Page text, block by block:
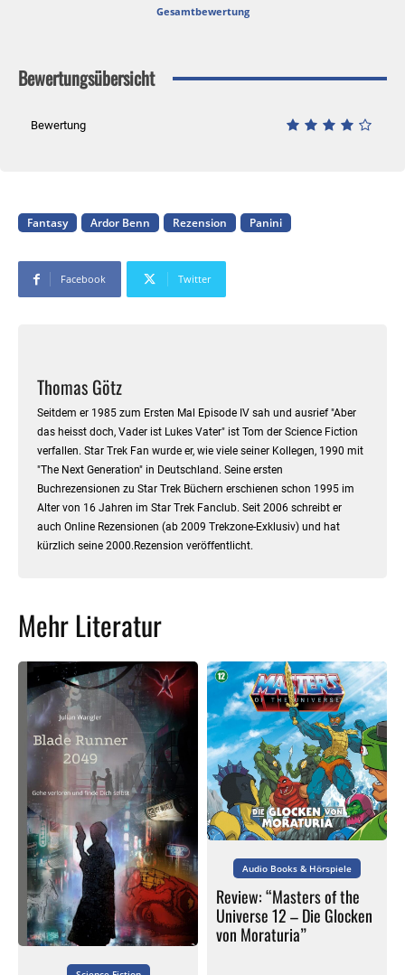
Gesamtbewertung
Bewertungsübersicht
Bewertung
Fantasy Ardor Benn Rezension Panini
Facebook Twitter
Thomas Götz
Seitdem er 1985 zum Ersten Mal Episode IV sah und ausrief "Aber
das heisst doch, Vader ist Lukes Vater" ist Tom der Science Fiction
verfallen. Star Trek Fan wurde er, wie viele seiner Kollegen, 1990 mit
"The Next Generation" in Deutschland. Seine ersten
Buchrezensionen zu Star Trek Büchern erschienen schon 1995 im
Alter von 16 Jahren im Star Trek Fanclub. Seit 2006 schreibt er
auch Online Rezensionen (ab 2009 Trekzone-Exklusiv) und hat
kürzlich seine 2000.Rezension veröffentlicht.
Mehr Literatur
Audio Books & Hörspiele
Review: “Masters of the
Universe 12 – Die Glocken
von Moraturia”